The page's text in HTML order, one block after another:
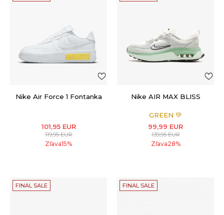
Nike Air Force 1 Fontanka
101,95 EUR
119,95EUR
Zľava15%
Nike AIR MAX BLISS
GREEN 💚
99,99 EUR
139,95EUR
Zľava28%
FINAL SALE FINAL SALE